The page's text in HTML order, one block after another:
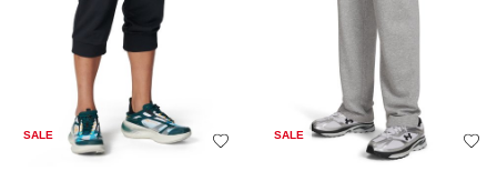
SALE SALE